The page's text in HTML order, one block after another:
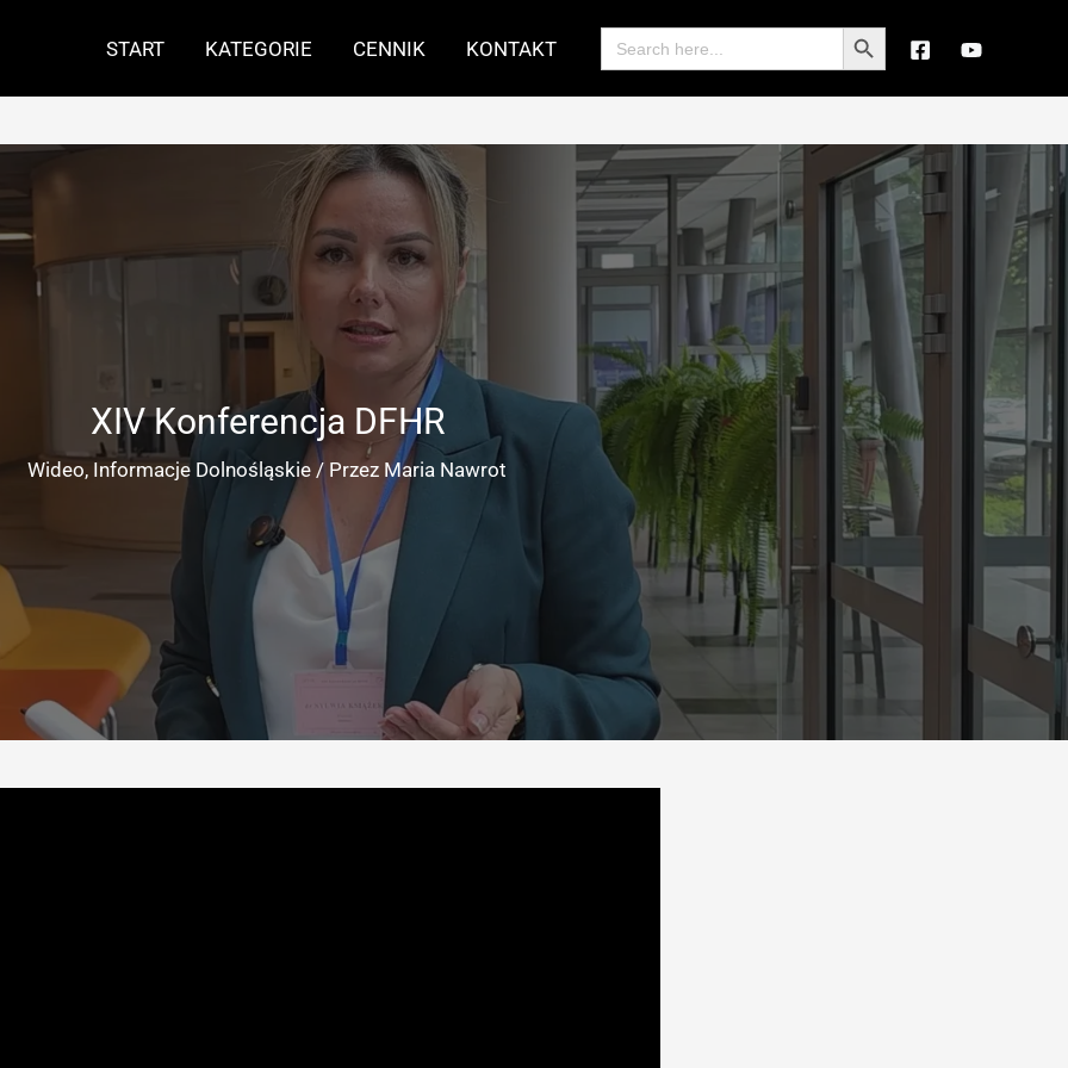
START KATEGORIE CENNIK KONTAKT
Search
for:
Search Button
XIV Konferencja DFHR
Wideo, Informacje Dolnośląskie / Przez Maria Nawrot